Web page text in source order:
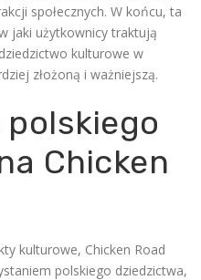
społecznych. W końcu, ta
jaki użytkownicy traktują
kulturowe w
złożoną i ważniejszą.
Chicken
kulturowe, Chicken Road
polskiego dziedzictwa,